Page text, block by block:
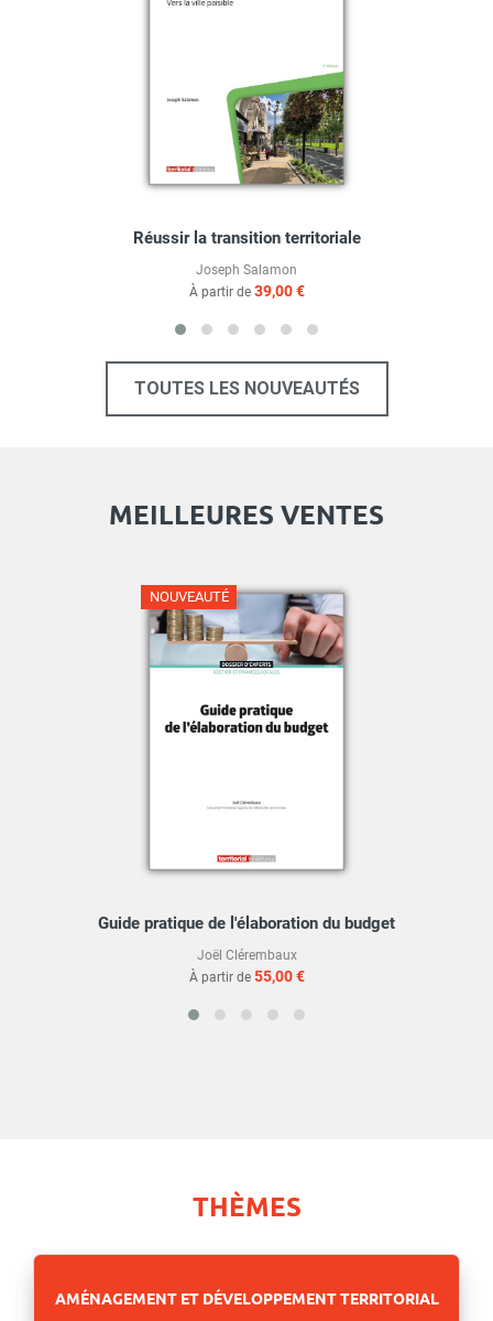
Réussir la transition territoriale
Joseph Salamon
À partir de 39,00 €
TOUTES LES NOUVEAUTÉS
MEILLEURES VENTES
NOUVEAUTÉ
Guide pratique de l'élaboration du budget
Joël Clérembaux
À partir de 55,00 €
THÈMES
AMÉNAGEMENT ET DÉVELOPPEMENT TERRITORIAL